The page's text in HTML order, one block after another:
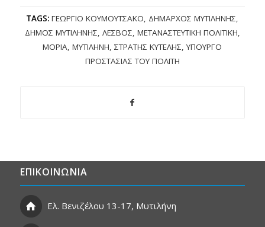
TAGS: ΓΕΏΡΓΙΟ ΚΟΥΜΟΥΤΣΆΚΟ, ΔΉΜΑΡΧΟΣ ΜΥΤΙΛΉΝΗΣ,
ΔΉΜΟΣ ΜΥΤΙΛΉΝΗΣ, ΛΈΣΒΟΣ, ΜΕΤΑΝΑΣΤΕΥΤΙΚΉ ΠΟΛΙΤΙΚΉ,
ΜΌΡΙΑ,ΜΥΤΙΛΉΝΗ,ΣΤΡΑΤΉΣ ΚΎΤΕΛΗΣ,ΥΠΟΥΡΓΌ
ΠΡΟΣΤΑΣΊΑΣ ΤΟΥ ΠΟΛΊΤΗ
ΕΠΙΚΟΙΝΩΝΙΑ
Ελ. Βενιζέλου 13-17, Μυτιλήνη